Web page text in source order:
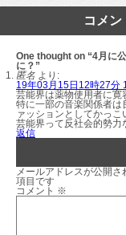
コメン
One thought on “4月に
に？”
匿名 より:
19年03月15日12時27分
芸能界は薬物使用者に寛
特に一部の音楽関係者は
ァッションとしてかっこ
芸能界って反社会的勢力
返信
メールアドレスが公開さ
項目です
コメント ※